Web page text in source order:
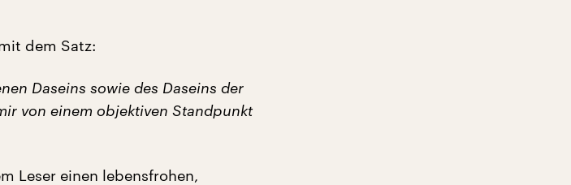
dem Satz:
Daseins sowie des Daseins der
von einem objektiven Standpunkt
Leser einen lebensfrohen,